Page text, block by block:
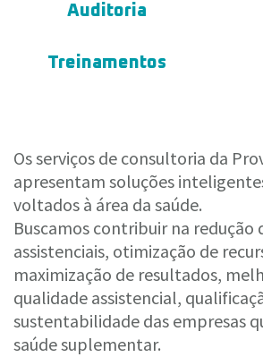
Auditoria
Treinamentos
Os serviços de consultoria da
apresentam soluções
voltados à área da saúde.
Buscamos contribuir na redução
assistenciais, otimização de
maximização de resultados,
qualidade assistencial,
sustentabilidade das empresas
saúde suplementar.